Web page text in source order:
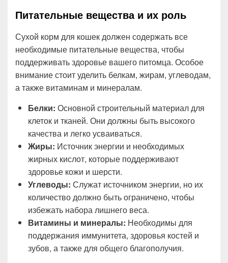
Питательные вещества и их роль
Сухой корм для кошек должен содержать все
необходимые питательные вещества, чтобы
поддерживать здоровье вашего питомца. Особое
внимание стоит уделить белкам, жирам, углеводам,
а также витаминам и минералам.
Белки: Основной строительный материал для
клеток и тканей. Они должны быть высокого
качества и легко усваиваться.
Жиры: Источник энергии и необходимых
жирных кислот, которые поддерживают
здоровье кожи и шерсти.
Углеводы: Служат источником энергии, но их
количество должно быть ограничено, чтобы
избежать набора лишнего веса.
Витамины и минералы: Необходимы для
поддержания иммунитета, здоровья костей и
зубов, а также для общего благополучия.